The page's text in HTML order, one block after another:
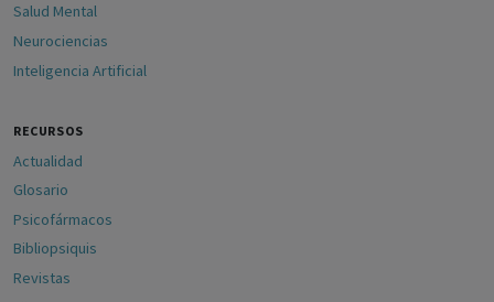
Salud Mental
Neurociencias
Inteligencia Artificial
RECURSOS
Actualidad
Glosario
Psicofármacos
Bibliopsiquis
Revistas